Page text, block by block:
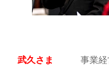
武久さま 事業経営